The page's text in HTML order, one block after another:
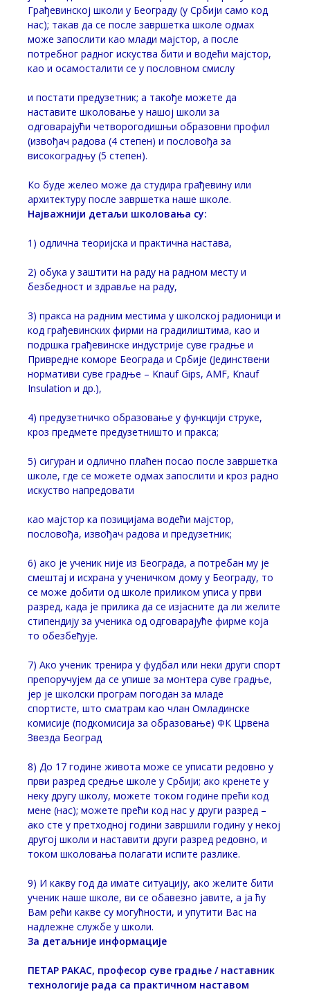
Грађевинској школи у Београду (у Србији само код
нас); такав да се после завршетка школе одмах
може запослити као млади мајстор, а после
потребног радног искуства бити и водећи мајстор,
као и осамосталити се у пословном смислу
и постати предузетник; а такође можете да
наставите школовање у нашој школи за
одговарајући четворогодишњи образовни профил
(извођач радова (4 степен) и пословођа за
високоградњу (5 степен).
Ко буде желео може да студира грађевину или
архитектуру после завршетка наше школе.
Најважнији детаљи школовања су:
1) одлична теоријска и практична настава,
2) обука у заштити на раду на радном месту и
безбедност и здравље на раду,
3) пракса на радним местима у школској радионици и
код грађевинских фирми на градилиштима, као и
подршка грађевинске индустрије суве градње и
Привредне коморе Београда и Србије (Јединствени
нормативи суве градње – Knauf Gips, AMF, Knauf
Insulation и др.),
4) предузетничко образовање у функцији струке,
кроз предмете предузетништо и пракса;
5) сигуран и одлично плаћен посао после завршетка
школе, где се можете одмах запослити и кроз радно
искуство напредовати
као мајстор ка позицијама водећи мајстор,
пословођа, извођач радова и предузетник;
6) ако је ученик није из Београда, а потребан му је
смештај и исхрана у ученичком дому у Београду, то
се може добити од школе приликом уписа у први
разред, када је прилика да се изјасните да ли желите
стипендију за ученика од одговарајуће фирме која
то обезбеђује.
7) Ако ученик тренира у фудбал или неки други спорт
препоручујем да се упише за монтера суве градње,
јер је школски програм погодан за младе
спортисте, што сматрам као члан Омладинске
комисије (подкомисија за образовање) ФК Црвена
Звезда Београд
8) До 17 године живота може се уписати редовно у
први разред средње школе у Србији; ако кренете у
неку другу школу, можете током године прећи код
мене (нас); можете прећи код нас у други разред –
ако сте у претходној години завршили годину у некој
другој школи и наставити други разред редовно, и
током школовања полагати испите разлике.
9) И какву год да имате ситуацију, ако желите бити
ученик наше школе, ви се обавезно јавите, а ја ћу
Вам рећи какве су могућности, и упутити Вас на
надлежне службе у школи.
За детаљније информације
ПЕТАР РАКАС, професор суве градње / наставник
технологије рада са практичном наставом